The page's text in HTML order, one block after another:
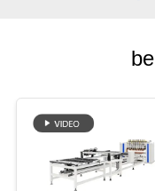
HARITASI
GIZLILIK